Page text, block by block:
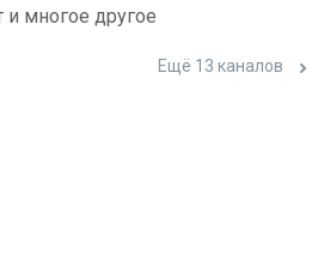
и многое другое
Ещё 13 каналов